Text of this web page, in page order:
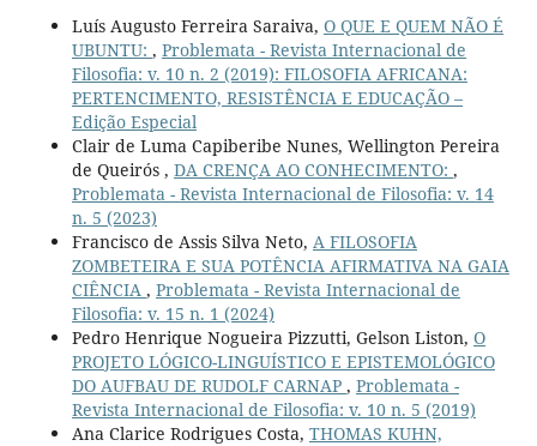
Luís Augusto Ferreira Saraiva, O QUE E QUEM NÃO É
UBUNTU: , Problemata - Revista Internacional de
Filosofia: v. 10 n. 2 (2019): FILOSOFIA AFRICANA:
PERTENCIMENTO, RESISTÊNCIA E EDUCAÇÃO –
Edição Especial
Clair de Luma Capiberibe Nunes, Wellington Pereira
de Queirós , DA CRENÇA AO CONHECIMENTO: ,
Problemata - Revista Internacional de Filosofia: v. 14
n. 5 (2023)
Francisco de Assis Silva Neto, A FILOSOFIA
ZOMBETEIRA E SUA POTÊNCIA AFIRMATIVA NA GAIA
CIÊNCIA , Problemata - Revista Internacional de
Filosofia: v. 15 n. 1 (2024)
Pedro Henrique Nogueira Pizzutti, Gelson Liston, O
PROJETO LÓGICO-LINGUÍSTICO E EPISTEMOLÓGICO
DO AUFBAU DE RUDOLF CARNAP , Problemata -
Revista Internacional de Filosofia: v. 10 n. 5 (2019)
Ana Clarice Rodrigues Costa, THOMAS KUHN,